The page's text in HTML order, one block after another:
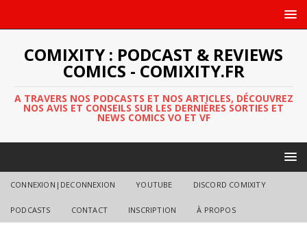
COMIXITY : PODCAST & REVIEWS
COMICS - COMIXITY.FR
A TRAVERS NOS PODCASTS ET NOS ARTICLES, DÉCOUVREZ
NOS AVIS ET CONSEILS SUR LES DERNIÈRES SORTIES ET
NEWS COMICS VO ET VF
CONNEXION|DECONNEXION YOUTUBE DISCORD COMIXITY
PODCASTS CONTACT INSCRIPTION À PROPOS